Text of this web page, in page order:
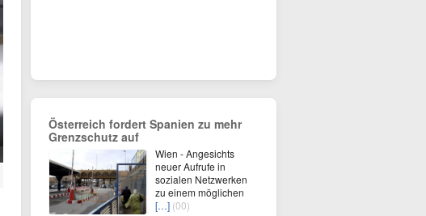
Österreich fordert Spanien zu mehr
Grenzschutz auf
Wien - Angesichts
neuer Aufrufe in
sozialen Netzwerken
zu einem möglichen
[…] (00)